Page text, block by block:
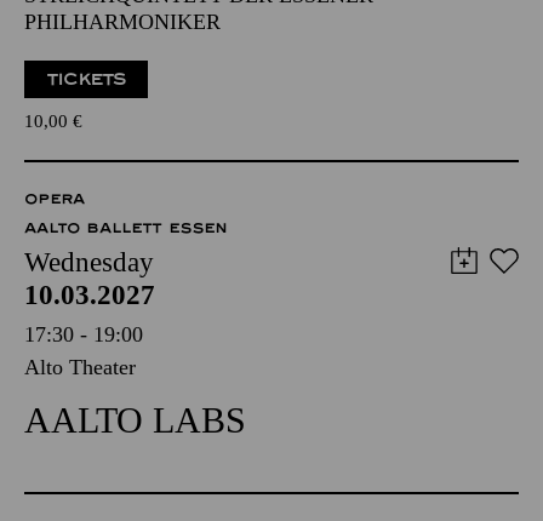
PHILHARMONIKER
TICKETS
10,00 €
OPERA
AALTO BALLETT ESSEN
Wednesday
10.03.2027
17:30 - 19:00
Alto Theater
AALTO LABS